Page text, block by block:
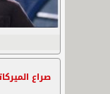
صراع